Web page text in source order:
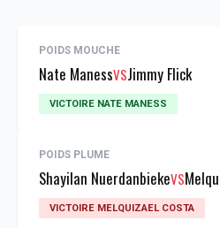
POIDS MOUCHE
Nate ManessVSJimmy Flick
VICTOIRE NATE MANESS
POIDS PLUME
Shayilan NuerdanbiekeVS
VICTOIRE MELQUIZAEL COSTA